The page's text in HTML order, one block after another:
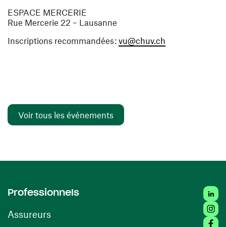
ESPACE MERCERIE
Rue Mercerie 22 – Lausanne
Inscriptions recommandées : vu@chuv.ch
Voir tous les événements
Professionnels
Assureurs